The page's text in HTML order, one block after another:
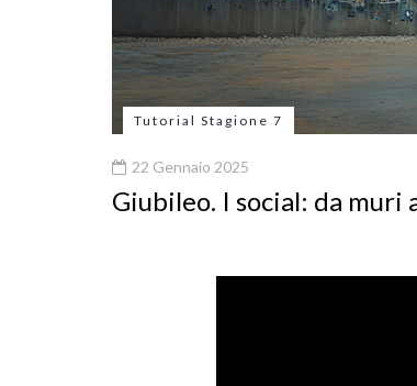
Tutorial Stagione 7
22 Gennaio 2025
Giubileo. I social: da muri